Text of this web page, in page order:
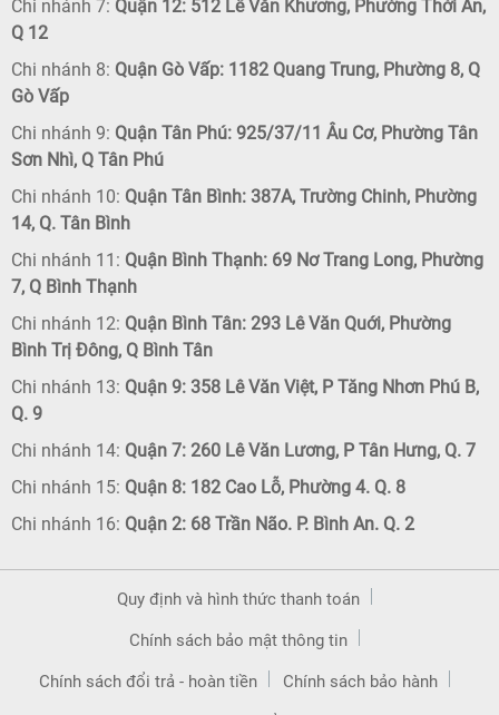
Chi nhánh 7: Quận 12: 512 Lê Văn Khương, Phường Thới An,
Q 12
Chi nhánh 8: Quận Gò Vấp: 1182 Quang Trung, Phường 8, Q
Gò Vấp
Chi nhánh 9: Quận Tân Phú: 925/37/11 Âu Cơ, Phường Tân
Sơn Nhì, Q Tân Phú
Chi nhánh 10: Quận Tân Bình: 387A, Trường Chinh, Phường
14, Q. Tân Bình
Chi nhánh 11: Quận Bình Thạnh: 69 Nơ Trang Long, Phường
7, Q Bình Thạnh
Chi nhánh 12: Quận Bình Tân: 293 Lê Văn Quới, Phường
Bình Trị Đông, Q Bình Tân
Chi nhánh 13: Quận 9: 358 Lê Văn Việt, P Tăng Nhơn Phú B,
Q. 9
Chi nhánh 14: Quận 7: 260 Lê Văn Lương, P Tân Hưng, Q. 7
Chi nhánh 15: Quận 8: 182 Cao Lỗ, Phường 4. Q. 8
Chi nhánh 16: Quận 2: 68 Trần Não. P. Bình An. Q. 2
Quy định và hình thức thanh toán
Chính sách bảo mật thông tin
Chính sách đổi trả - hoàn tiền Chính sách bảo hành